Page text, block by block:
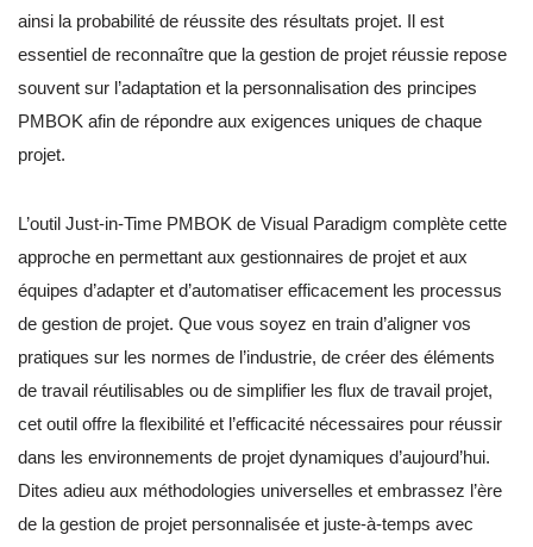
ainsi la probabilité de réussite des résultats projet. Il est
essentiel de reconnaître que la gestion de projet réussie repose
souvent sur l’adaptation et la personnalisation des principes
PMBOK afin de répondre aux exigences uniques de chaque
projet.
L’outil Just-in-Time PMBOK de Visual Paradigm complète cette
approche en permettant aux gestionnaires de projet et aux
équipes d’adapter et d’automatiser efficacement les processus
de gestion de projet. Que vous soyez en train d’aligner vos
pratiques sur les normes de l’industrie, de créer des éléments
de travail réutilisables ou de simplifier les flux de travail projet,
cet outil offre la flexibilité et l’efficacité nécessaires pour réussir
dans les environnements de projet dynamiques d’aujourd’hui.
Dites adieu aux méthodologies universelles et embrassez l’ère
de la gestion de projet personnalisée et juste-à-temps avec